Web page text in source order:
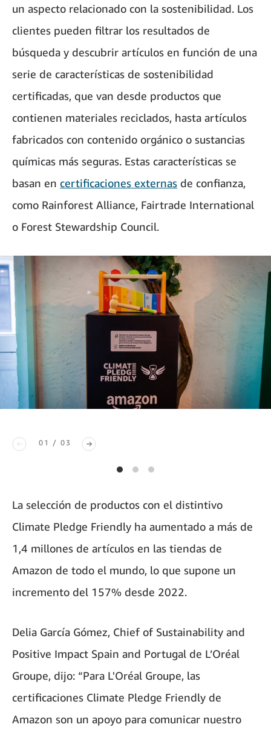
un aspecto relacionado con la sostenibilidad. Los
clientes pueden filtrar los resultados de
búsqueda y descubrir artículos en función de una
serie de características de sostenibilidad
certificadas, que van desde productos que
contienen materiales reciclados, hasta artículos
fabricados con contenido orgánico o sustancias
químicas más seguras. Estas características se
basan en certificaciones externas de confianza,
como Rainforest Alliance, Fairtrade International
o Forest Stewardship Council.
01 / 03
La selección de productos con el distintivo
Climate Pledge Friendly ha aumentado a más de
1,4 millones de artículos en las tiendas de
Amazon de todo el mundo, lo que supone un
incremento del 157% desde 2022.
Delia García Gómez, Chief of Sustainability and
Positive Impact Spain and Portugal de L’Oréal
Groupe, dijo: “Para L'Oréal Groupe, las
certificaciones Climate Pledge Friendly de
Amazon son un apoyo para comunicar nuestro